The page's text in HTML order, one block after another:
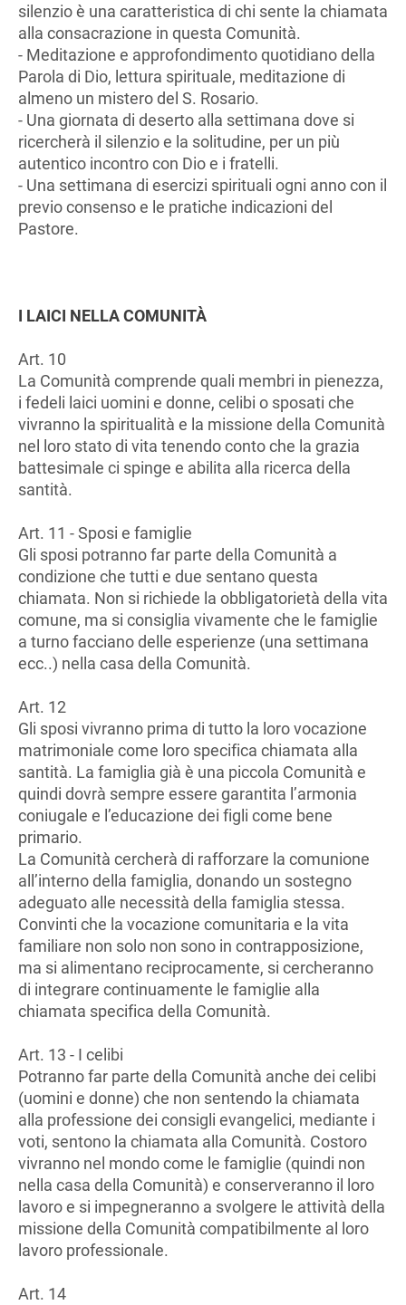
silenzio è una caratteristica di chi sente la chiamata
alla consacrazione in questa Comunità.
- Meditazione e approfondimento quotidiano della
Parola di Dio, lettura spirituale, meditazione di
almeno un mistero del S. Rosario.
- Una giornata di deserto alla settimana dove si
ricercherà il silenzio e la solitudine, per un più
autentico incontro con Dio e i fratelli.
- Una settimana di esercizi spirituali ogni anno con il
previo consenso e le pratiche indicazioni del
Pastore.
I LAICI NELLA COMUNITÀ
Art. 10
La Comunità comprende quali membri in pienezza,
i fedeli laici uomini e donne, celibi o sposati che
vivranno la spiritualità e la missione della Comunità
nel loro stato di vita tenendo conto che la grazia
battesimale ci spinge e abilita alla ricerca della
santità.
Art. 11 - Sposi e famiglie
Gli sposi potranno far parte della Comunità a
condizione che tutti e due sentano questa
chiamata. Non si richiede la obbligatorietà della vita
comune, ma si consiglia vivamente che le famiglie
a turno facciano delle esperienze (una settimana
ecc..) nella casa della Comunità.
Art. 12
Gli sposi vivranno prima di tutto la loro vocazione
matrimoniale come loro specifica chiamata alla
santità. La famiglia già è una piccola Comunità e
quindi dovrà sempre essere garantita l’armonia
coniugale e l’educazione dei figli come bene
primario.
La Comunità cercherà di rafforzare la comunione
all’interno della famiglia, donando un sostegno
adeguato alle necessità della famiglia stessa.
Convinti che la vocazione comunitaria e la vita
familiare non solo non sono in contrapposizione,
ma si alimentano reciprocamente, si cercheranno
di integrare continuamente le famiglie alla
chiamata specifica della Comunità.
Art. 13 - I celibi
Potranno far parte della Comunità anche dei celibi
(uomini e donne) che non sentendo la chiamata
alla professione dei consigli evangelici, mediante i
voti, sentono la chiamata alla Comunità. Costoro
vivranno nel mondo come le famiglie (quindi non
nella casa della Comunità) e conserveranno il loro
lavoro e si impegneranno a svolgere le attività della
missione della Comunità compatibilmente al loro
lavoro professionale.
Art. 14